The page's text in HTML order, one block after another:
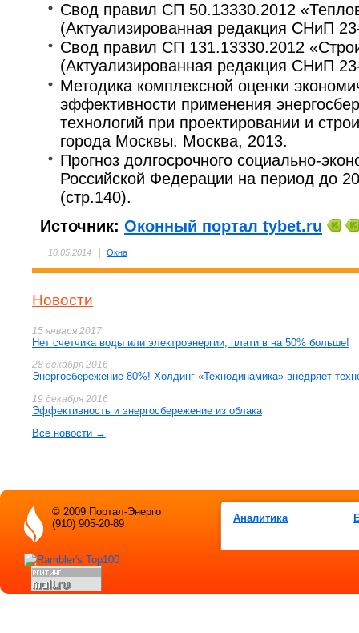
Свод правил СП 50.13330.2012
(Актуализированная редакция СНиП
Свод правил СП 131.13330.2012
(Актуализированная редакция СНиП
Методика комплексной оценки
эффективности применения
технологий при проектировании и
города Москвы. Москва, 2013.
Прогноз долгосрочного социально-
Российской Федерации на период до
(стр.140).
Источник: Оконный портал tybet.ru
18.05.2014 | Окна
Новости
15 января 2017
Нет счетчика воды или электроэнергии, плати в на 50% больше!
28 декабря 2016
Энергосбережение 80%! Холдинг «Технодинамика» внедряет
19 декабря 2016
Эффективность и энергосбережение из облака
Все новости →
Аналитика
© 2009 Портал-Энерго
(910) 905-20-89